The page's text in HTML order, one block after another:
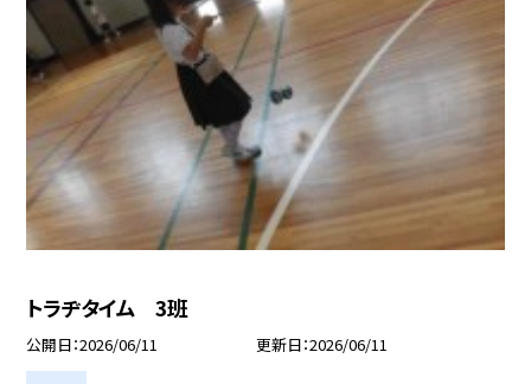
トラヂタイム 3班
公開日 2026/06/11 更新日 2026/06/11